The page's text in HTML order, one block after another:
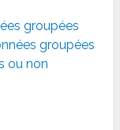
groupées
groupées
ou non